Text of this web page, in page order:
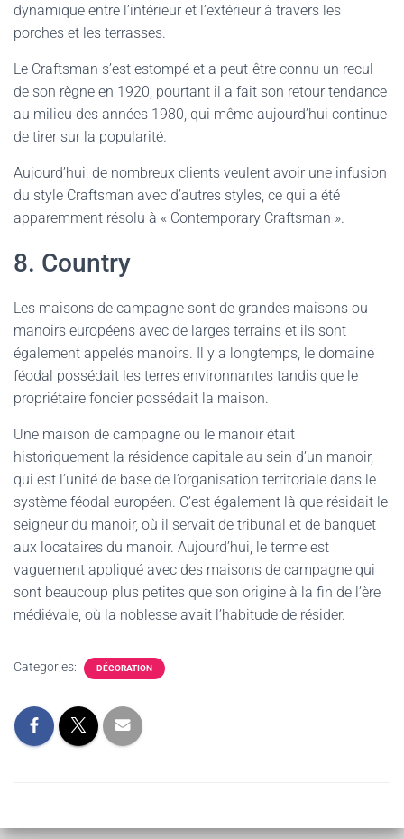
dynamique entre l’intérieur et l’extérieur à travers les
porches et les terrasses.
Le Craftsman s’est estompé et a peut-être connu un recul
de son règne en 1920, pourtant il a fait son retour tendance
au milieu des années 1980, qui même aujourd’hui continue
de tirer sur la popularité.
Aujourd’hui, de nombreux clients veulent avoir une infusion
du style Craftsman avec d’autres styles, ce qui a été
apparemment résolu à « Contemporary Craftsman ».
8. Country
Les maisons de campagne sont de grandes maisons ou
manoirs européens avec de larges terrains et ils sont
également appelés manoirs. Il y a longtemps, le domaine
féodal possédait les terres environnantes tandis que le
propriétaire foncier possédait la maison.
Une maison de campagne ou le manoir était
historiquement la résidence capitale au sein d’un manoir,
qui est l’unité de base de l’organisation territoriale dans le
système féodal européen. C’est également là que résidait le
seigneur du manoir, où il servait de tribunal et de banquet
aux locataires du manoir. Aujourd’hui, le terme est
vaguement appliqué avec des maisons de campagne qui
sont beaucoup plus petites que son origine à la fin de l’ère
médiévale, où la noblesse avait l’habitude de résider.
Categories: DÉCORATION